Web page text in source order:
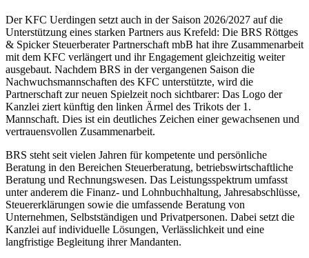
Der KFC Uerdingen setzt auch in der Saison 2026/2027 auf die
Unterstützung eines starken Partners aus Krefeld: Die BRS Röttges
& Spicker Steuerberater Partnerschaft mbB hat ihre Zusammenarbeit
mit dem KFC verlängert und ihr Engagement gleichzeitig weiter
ausgebaut. Nachdem BRS in der vergangenen Saison die
Nachwuchsmannschaften des KFC unterstützte, wird die
Partnerschaft zur neuen Spielzeit noch sichtbarer: Das Logo der
Kanzlei ziert künftig den linken Ärmel des Trikots der 1.
Mannschaft. Dies ist ein deutliches Zeichen einer gewachsenen und
vertrauensvollen Zusammenarbeit.
BRS steht seit vielen Jahren für kompetente und persönliche
Beratung in den Bereichen Steuerberatung, betriebswirtschaftliche
Beratung und Rechnungswesen. Das Leistungsspektrum umfasst
unter anderem die Finanz- und Lohnbuchhaltung, Jahresabschlüsse,
Steuererklärungen sowie die umfassende Beratung von
Unternehmen, Selbstständigen und Privatpersonen. Dabei setzt die
Kanzlei auf individuelle Lösungen, Verlässlichkeit und eine
langfristige Begleitung ihrer Mandanten.